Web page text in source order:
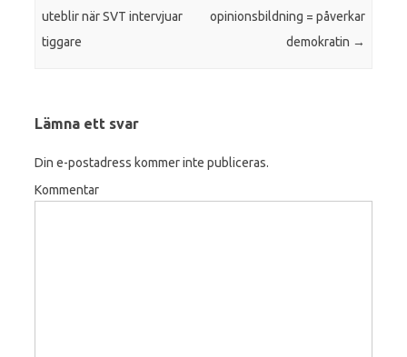
uteblir när SVT intervjuar
tiggare
opinionsbildning = påverkar
demokratin →
Lämna ett svar
Din e-postadress kommer inte publiceras.
Kommentar